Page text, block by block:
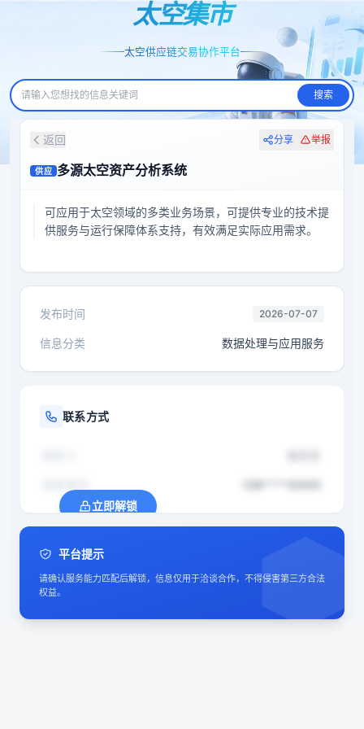
太空集市
太空供应链交易协作平台
搜索
返回 分享 举报
供应 多源太空资产分析系统
可应用于太空领域的多类业务场景，可提供专业的技术提
供服务与运行保障体系支持，有效满足实际应用需求。
发布时间 2026-07-07
信息分类 数据处理与应用服务
联系方式
立即解锁
平台提示
请确认服务能力匹配后解锁，信息仅用于洽谈合作，不得侵害第三方合法
权益。